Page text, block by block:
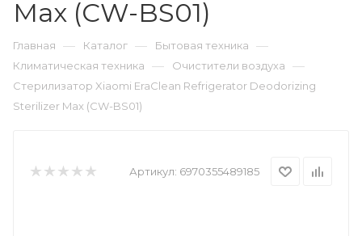
Max (CW-BS01)
Главная — Каталог — Бытовая техника —
Климатическая техника — Очистители воздуха —
Стерилизатор Xiaomi EraClean Refrigerator Deodorizing
Sterilizer Max (CW-BS01)
Артикул: 6970355489185